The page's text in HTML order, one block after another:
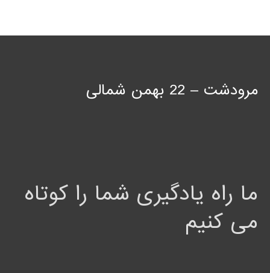
مرودشت – 22 بهمن شمالی
ما راه یادگیری شما را کوتاه
می کنیم